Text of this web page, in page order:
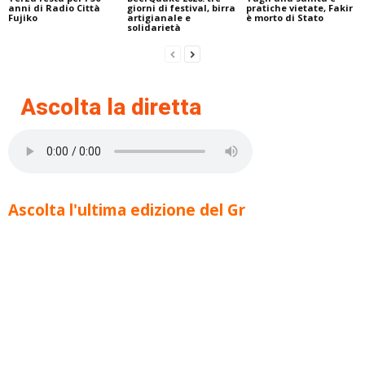
anni di Radio Città
Fujiko
giorni di festival, birra
artigianale e
solidarietà
pratiche vietate, Fakir
è morto di Stato
Ascolta la diretta
Ascolta l'ultima edizione del Gr